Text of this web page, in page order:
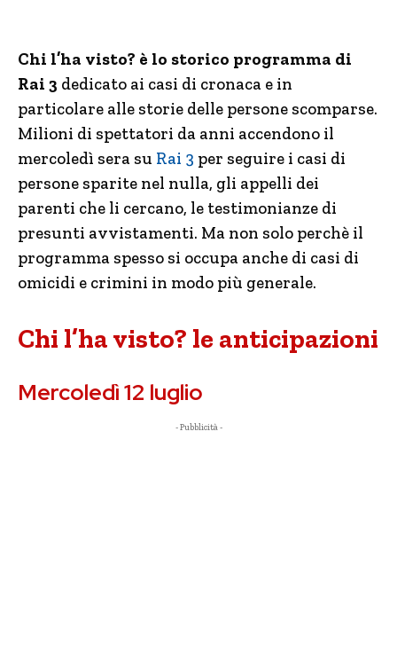
Chi l’ha visto? è lo storico programma di
Rai 3 dedicato ai casi di cronaca e in
particolare alle storie delle persone scomparse.
Milioni di spettatori da anni accendono il
mercoledì sera su Rai 3 per seguire i casi di
persone sparite nel nulla, gli appelli dei
parenti che li cercano, le testimonianze di
presunti avvistamenti. Ma non solo perchè il
programma spesso si occupa anche di casi di
omicidi e crimini in modo più generale.
Chi l’ha visto? le anticipazioni
Mercoledì 12 luglio
- Pubblicità -